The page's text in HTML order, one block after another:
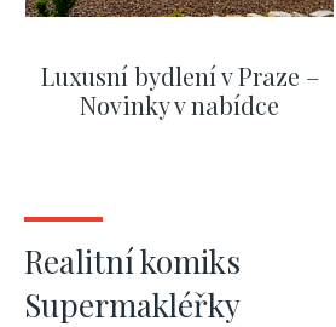
Luxusní bydlení v Praze –
Novinky v nabídce
Realitní komiks
Supermakléřky